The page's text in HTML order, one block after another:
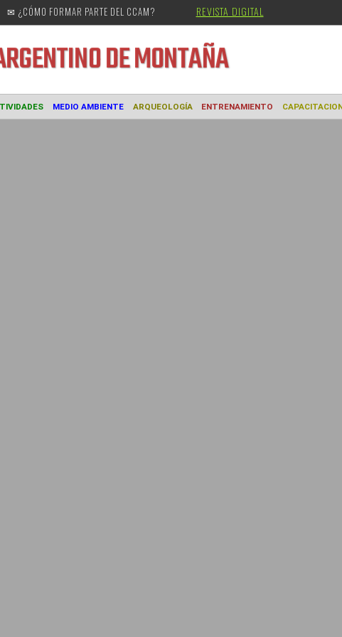
✉ ¿CÓMO FORMAR PARTE DEL CCAM? REVISTA DIGITAL
ARGENTINO DE MONTAÑA
ACTIVIDADES MEDIO AMBIENTE ARQUEOLOGÍA ENTRENAMIENTO